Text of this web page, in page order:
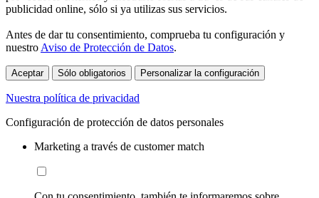
publicidad online, sólo si ya utilizas sus servicios.
Antes de dar tu consentimiento, comprueba tu configuración y
nuestro Aviso de Protección de Datos.
Aceptar Sólo obligatorios Personalizar la configuración
Nuestra política de privacidad
Configuración de protección de datos personales
Marketing a través de customer match